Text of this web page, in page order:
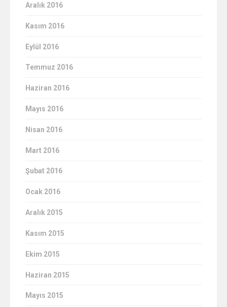
Aralık 2016
Kasım 2016
Eylül 2016
Temmuz 2016
Haziran 2016
Mayıs 2016
Nisan 2016
Mart 2016
Şubat 2016
Ocak 2016
Aralık 2015
Kasım 2015
Ekim 2015
Haziran 2015
Mayıs 2015